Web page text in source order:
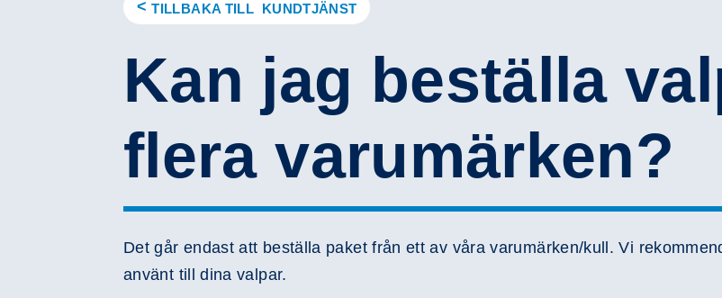
TILLBAKA TILL KUNDTJÄNST
Kan jag beställa
flera varumärken?
Det går endast att beställa paket från ett av våra varumärken/kull. Vi
använt till dina valpar.